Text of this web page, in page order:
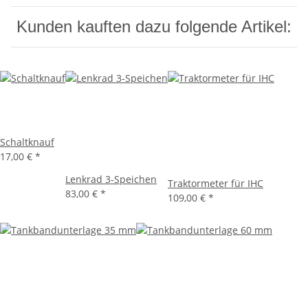
Kunden kauften dazu folgende Artikel:
Schaltknauf
17,00 € *
Lenkrad 3-Speichen
83,00 € *
Traktormeter für IHC
109,00 € *